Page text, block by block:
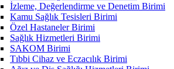
İzleme, Değerlendirme ve Denetim Birimi
Kamu Sağlık Tesisleri Birimi
Özel Hastaneler Birimi
Sağlık Hizmetleri Birimi
SAKOM Birimi
Tıbbi Cihaz ve Eczacılık Birimi